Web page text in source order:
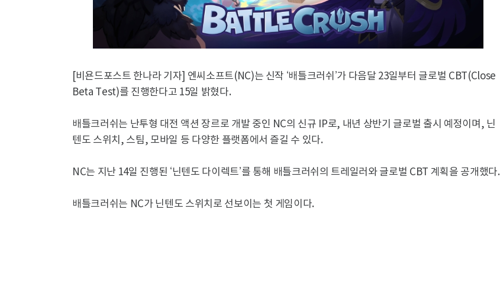
[비욘드포스트 한나라 기자] 엔씨소프트(NC)는 신작 ‘배틀크러쉬’가 다음달 23일부터 글로벌 CBT(Close
Beta Test)를 진행한다고 15일 밝혔다.
배틀크러쉬는 난투형 대전 액션 장르로 개발 중인 NC의 신규 IP로, 내년 상반기 글로벌 출시 예정이며, 닌
텐도 스위치, 스팀, 모바일 등 다양한 플랫폼에서 즐길 수 있다.
NC는 지난 14일 진행된 ‘닌텐도 다이렉트’를 통해 배틀크러쉬의 트레일러와 글로벌 CBT 계획을 공개했다.
배틀크러쉬는 NC가 닌텐도 스위치로 선보이는 첫 게임이다.